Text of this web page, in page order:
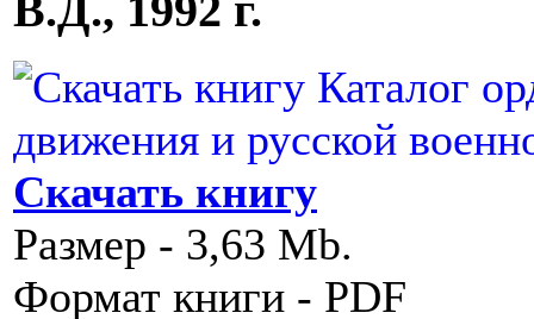
В.Д., 1992 г.
Скачать книгу
Размер - 3,63 Mb.
Формат книги - PDF